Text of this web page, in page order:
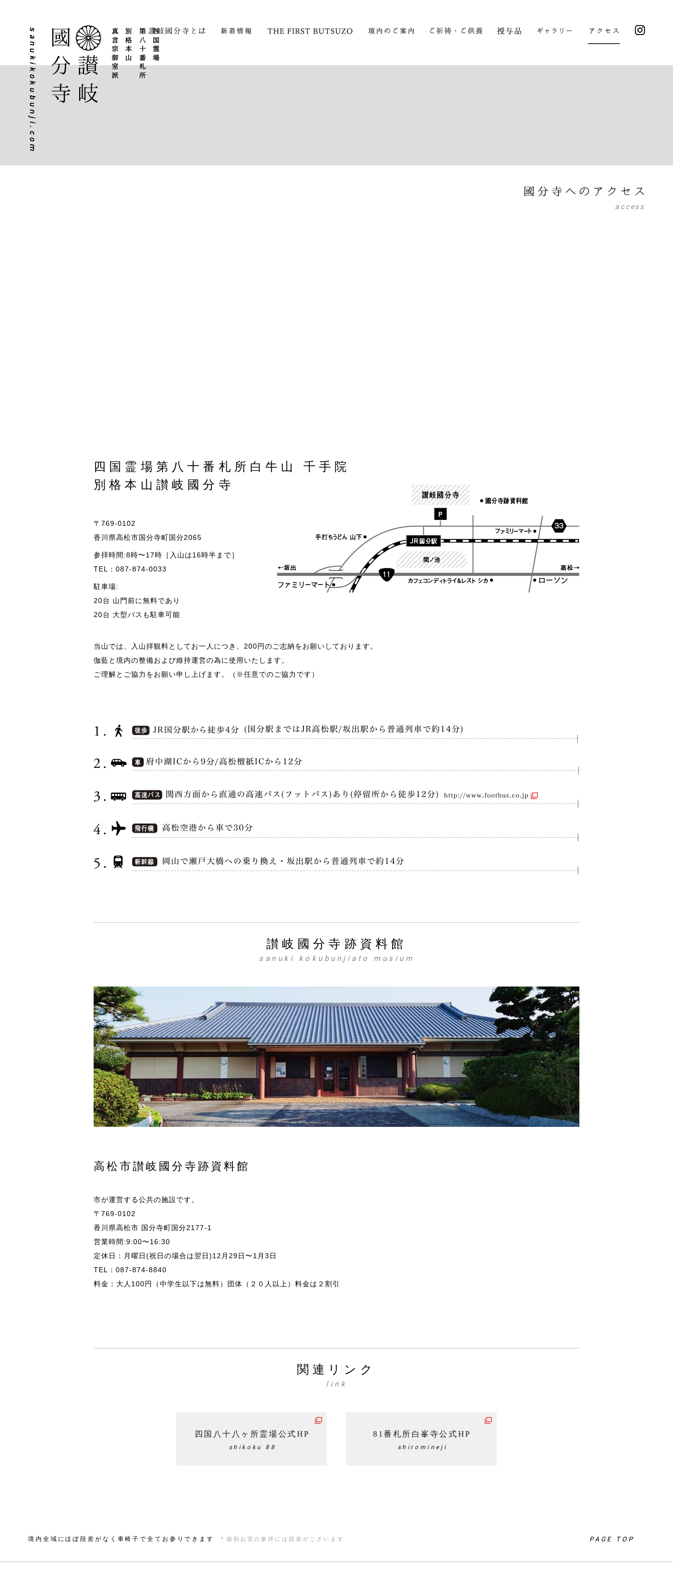
access
四国霊場第八十番札所 白牛山 千手院
別格本山讃岐國分寺
〒769-0102
香川県高松市国分寺町国分2065
参拝時間:8時〜17時［入山は16時半まで］
TEL：087-874-0033
駐車場:
20台 山門前に無料であり
20台 大型バスも駐車可能
当山では、入山拝観料としてお一人につき、200円のご志納をお願いしております。
伽藍と境内の整備および維持運営の為に使用いたします。
ご理解とご協力をお願い申し上げます。（※任意でのご協力です）
讃岐國分寺跡資料館
sanuki kokubunjiato musium
高松市讃岐國分寺跡資料館
市が運営する公共の施設です。
〒769-0102
香川県高松市 国分寺町国分2177-1
営業時間:9:00〜16:30
定休日：月曜日(祝日の場合は翌日)12月29日〜1月3日
TEL：087-874-8840
料金：大人100円（中学生以下は無料） 団体（２０人以上）料金は２割引
関連リンク
link
四国八十八ヶ所霊場公式HP
shikoku 88
81番札所白峯寺公式HP
shiromineji
境内全域にほぼ段差がなく車椅子で全てお参りできます ＊個別お堂の参拝には段差がございます PAGE TOP